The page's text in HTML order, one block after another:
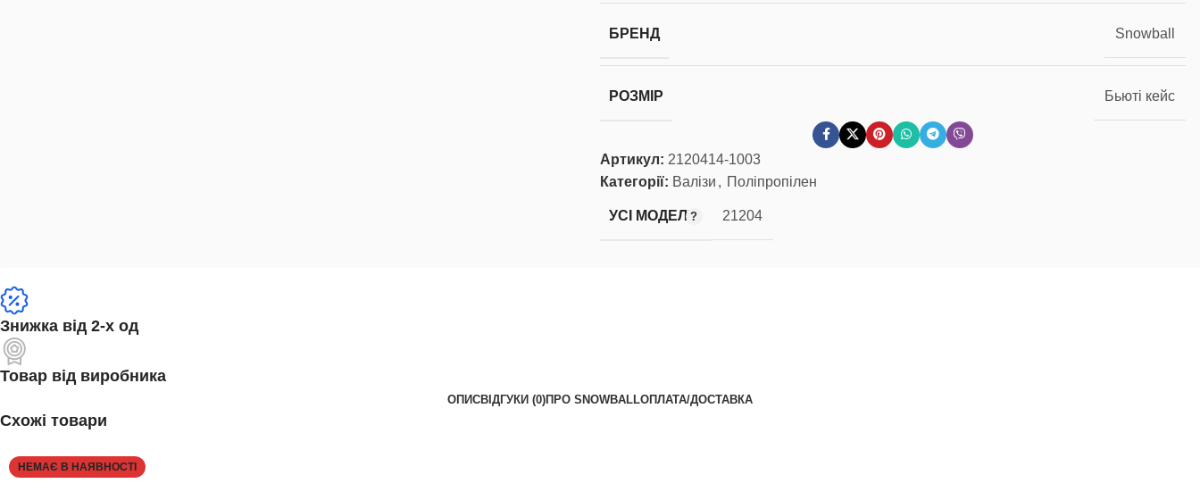
БРЕНД Snowball
РОЗМІР Бьюті кейс
Артикул: 2120414-1003
Категорії: Валізи , Поліпропілен
УСІ МОДЕЛІ 21204
Знижка від 2-х од
Товар від виробника
ОПИСВІДГУКИ (0)ПРО SNOWBALLОПЛАТА/ДОСТАВКА
Схожі товари
НЕМАЄ В НАЯВНОСТІ